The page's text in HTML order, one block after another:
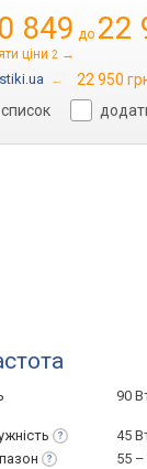
849 до 22
ціни 2 →
→ 22 950
90
45
55 –